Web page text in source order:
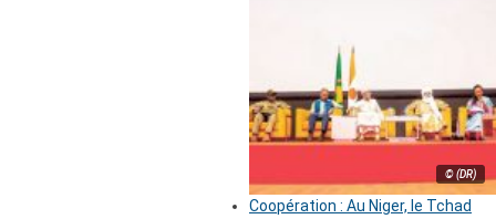
© (DR)
Coopération : Au Niger, le Tchad